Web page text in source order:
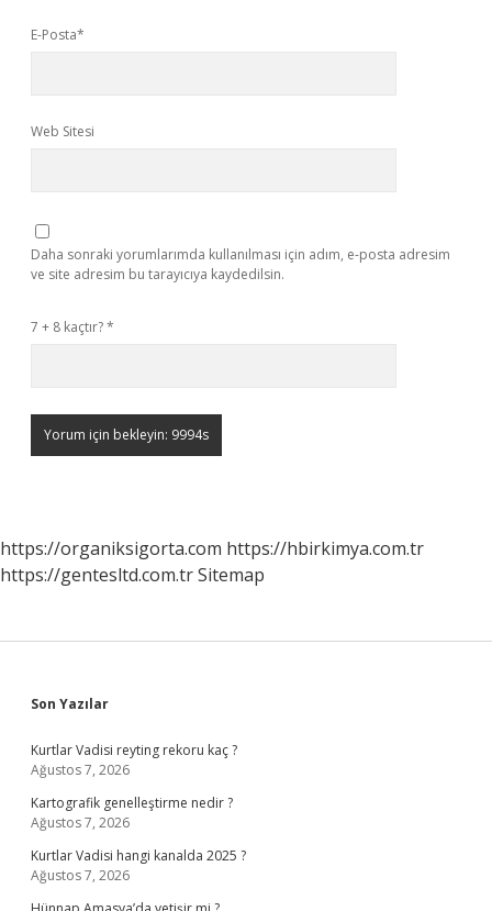
E-Posta*
Web Sitesi
Daha sonraki yorumlarımda kullanılması için adım, e-posta adresim
ve site adresim bu tarayıcıya kaydedilsin.
7 + 8 kaçtır?*
https://organiksigorta.com https://hbirkimya.com.tr
https://gentesltd.com.trSitemap
Sidebar
Son Yazılar
Kurtlar Vadisi reyting rekoru kaç ?
Ağustos 7, 2026
Kartografik genelleştirme nedir ?
Ağustos 7, 2026
Kurtlar Vadisi hangi kanalda 2025 ?
Ağustos 7, 2026